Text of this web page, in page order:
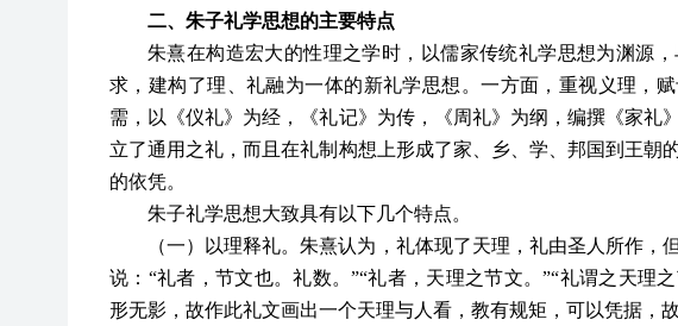
二、朱子礼学思想的主要特点
朱熹在构造宏大的性理之学时，以儒家传统礼学思想为渊源
求，建构了理、礼融为一体的新礼学思想。一方面，重视义理，
需，以《仪礼》为经，《礼记》为传，《周礼》为纲，编撰《家礼
立了通用之礼，而且在礼制构想上形成了家、乡、学、邦国到王朝
的依凭。
朱子礼学思想大致具有以下几个特点。
（一）以理释礼。朱熹认为，礼体现了天理，礼由圣人所作
说：“礼者，节文也。礼数。”“礼者，天理之节文。”“礼谓之天理
形无影，故作此礼文画出一个天理与人看，教有规矩，可以凭据，